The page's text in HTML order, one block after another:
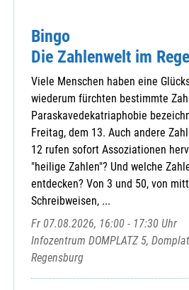
Bingo
Die Zahlenwelt im
Viele Menschen haben eine
wiederum fürchten bestimmte
Paraskavedekatriaphobie
Freitag, dem 13. Auch andere
12 rufen sofort Assoziationen
"heilige Zahlen"? Und welche
entdecken? Von 3 und 50, von
Schreibweisen, ...
Fr 07.08.2026, 16:00 - 17:30 Uhr
Infozentrum DOMPLATZ 5,
Regensburg